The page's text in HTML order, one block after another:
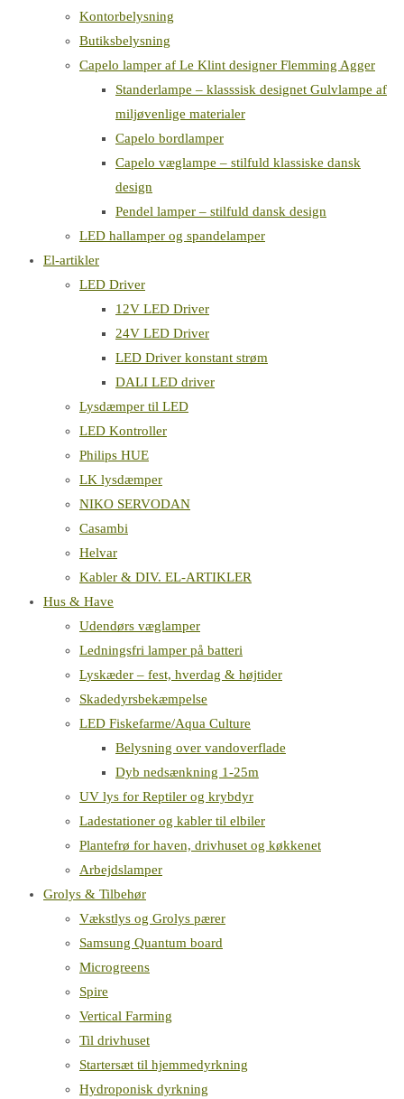
Kontorbelysning
Butiksbelysning
Capelo lamper af Le Klint designer Flemming Agger
Standerlampe – klasssisk designet Gulvlampe af
miljøvenlige materialer
Capelo bordlamper
Capelo væglampe – stilfuld klassiske dansk
design
Pendel lamper – stilfuld dansk design
LED hallamper og spandelamper
El-artikler
LED Driver
12V LED Driver
24V LED Driver
LED Driver konstant strøm
DALI LED driver
Lysdæmper til LED
LED Kontroller
Philips HUE
LK lysdæmper
NIKO SERVODAN
Casambi
Helvar
Kabler & DIV. EL-ARTIKLER
Hus & Have
Udendørs væglamper
Ledningsfri lamper på batteri
Lyskæder – fest, hverdag & højtider
Skadedyrsbekæmpelse
LED Fiskefarme/Aqua Culture
Belysning over vandoverflade
Dyb nedsænkning 1-25m
UV lys for Reptiler og krybdyr
Ladestationer og kabler til elbiler
Plantefrø for haven, drivhuset og køkkenet
Arbejdslamper
Grolys & Tilbehør
Vækstlys og Grolys pærer
Samsung Quantum board
Microgreens
Spire
Vertical Farming
Til drivhuset
Startersæt til hjemmedyrkning
Hydroponisk dyrkning